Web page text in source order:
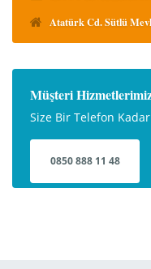
Atatürk Cd. Sütlü
Müşteri
Size Bir Telefon Kadar
0850 888 11 48